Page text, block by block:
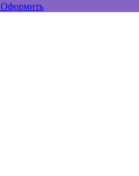
Оформить